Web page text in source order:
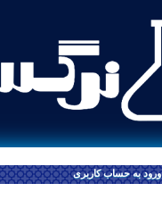
ورود به حساب کاربری